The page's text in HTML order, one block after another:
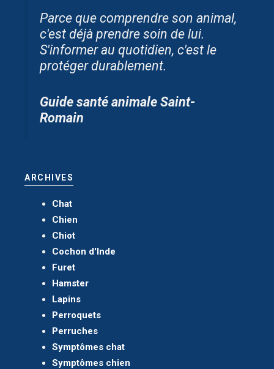
Parce que comprendre son animal,
c'est déjà prendre soin de lui.
S'informer au quotidien, c'est le
protéger durablement.
Guide santé animale Saint-
Romain
ARCHIVES
Chat
Chien
Chiot
Cochon d'Inde
Furet
Hamster
Lapins
Perroquets
Perruches
Symptômes chat
Symptômes chien